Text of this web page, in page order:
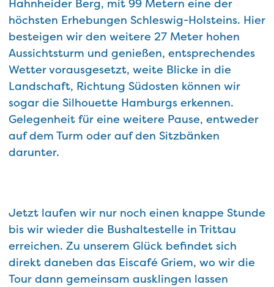
Hahnheider Berg, mit 99 Metern eine der
höchsten Erhebungen Schleswig-Holsteins. Hier
besteigen wir den weitere 27 Meter hohen
Aussichtsturm und genießen, entsprechendes
Wetter vorausgesetzt, weite Blicke in die
Landschaft, Richtung Südosten können wir
sogar die Silhouette Hamburgs erkennen.
Gelegenheit für eine weitere Pause, entweder
auf dem Turm oder auf den Sitzbänken
darunter.
Jetzt laufen wir nur noch einen knappe Stunde
bis wir wieder die Bushaltestelle in Trittau
erreichen. Zu unserem Glück befindet sich
direkt daneben das Eiscafé Griem, wo wir die
Tour dann gemeinsam ausklingen lassen